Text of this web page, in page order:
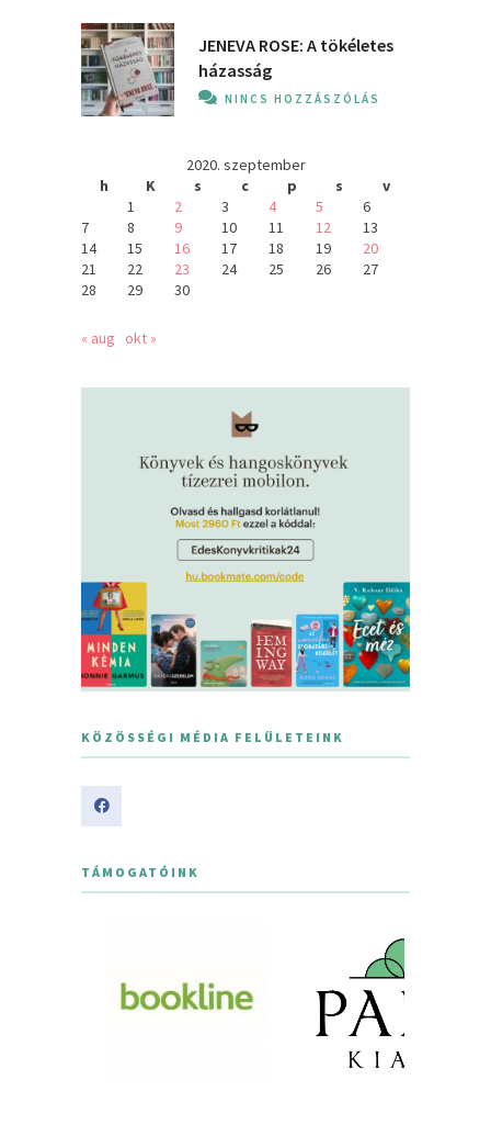
JENEVA ROSE: A ​tökéletes
házasság
NINCS HOZZÁSZÓLÁS
2020. szeptember
h
K s c p s
v
1
2 3 4 5
6
7
8 9 10 11 12
13
14
15 16 17 18 19
20
21
22 23 24 25 26
27
28
29 30
« aug okt »
KÖZÖSSÉGI MÉDIA FELÜLETEINK
TÁMOGATÓINK